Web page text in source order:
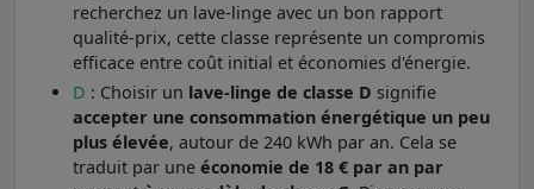
recherchez un lave-linge avec un bon rapport
qualité-prix, cette classe représente un compromis
efficace entre coût initial et économies d'énergie.
D : Choisir un lave-linge de classe D signifie
accepter une consommation énergétique un peu
plus élevée, autour de 240 kWh par an. Cela se
traduit par une économie de 18 € par an par